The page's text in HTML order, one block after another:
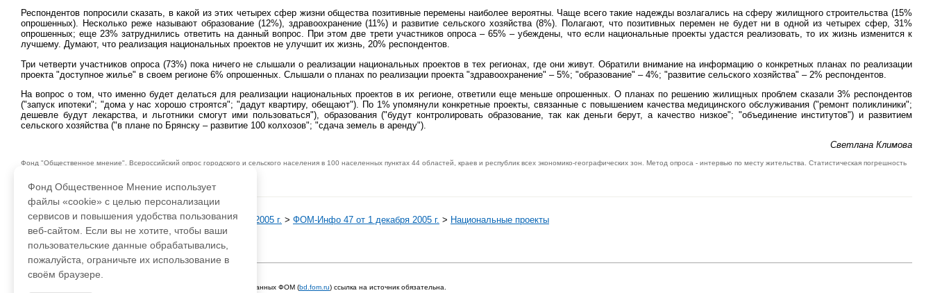
Респондентов попросили сказать, в какой из этих четырех сфер жизни общества позитивные перемены наиболее вероятны. Чаще всего такие надежды возлагались на сферу жилищного строительства (15%
опрошенных). Несколько реже называют образование (12%), здравоохранение (11%) и развитие сельского хозяйства (8%). Полагают, что позитивных перемен не будет ни в одной из четырех сфер, 31%
опрошенных; еще 23% затруднились ответить на данный вопрос. При этом две трети участников опроса – 65% – убеждены, что если национальные проекты удастся реализовать, то их жизнь изменится к
лучшему. Думают, что реализация национальных проектов не улучшит их жизнь, 20% респондентов.
Три четверти участников опроса (73%) пока ничего не слышали о реализации национальных проектов в тех регионах, где они живут. Обратили внимание на информацию о конкретных планах по реализации
проекта "доступное жилье" в своем регионе 6% опрошенных. Слышали о планах по реализации проекта "здравоохранение" – 5%; "образование" – 4%; "развитие сельского хозяйства" – 2% респондентов.
На вопрос о том, что именно будет делаться для реализации национальных проектов в их регионе, ответили еще меньше опрошенных. О планах по решению жилищных проблем сказали 3% респондентов
("запуск ипотеки"; "дома у нас хорошо строятся"; "дадут квартиру, обещают"). По 1% упомянули конкретные проекты, связанные с повышением качества медицинского обслуживания ("ремонт поликлиники";
дешевле будут лекарства, и льготники смогут ими пользоваться"), образования ("будут контролировать образование, так как деньги берут, а качество низкое"; "объединение институтов") и развитием
сельского хозяйства ("в плане по Брянску – развитие 100 колхозов"; "сдача земель в аренду").
Светлана Климова
Фонд "Общественное мнение". Всероссийский опрос городского и сельского населения в 100 населенных пунктах 44 областей, краев и республик всех экономико-географических зон. Метод опроса - интервью по месту жительства. Статистическая погрешность
База данных ФОМ>ФOM-Инфо>Все ФОМ-Инфо за 2005 г. > ФОМ-Инфо 47 от 1 декабря 2005 г. > Национальные проекты
Адрес для писем:
и базы данных ФОМ (bd.fom.ru) ссылка на источник обязательна.
Фонд Общественное Мнение использует
файлы «cookie» с целью персонализации
сервисов и повышения удобства пользования
веб-сайтом. Если вы не хотите, чтобы ваши
пользовательские данные обрабатывались,
пожалуйста, ограничьте их использование в
своём браузере.